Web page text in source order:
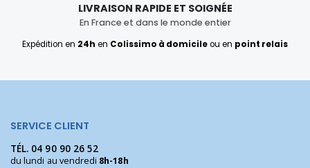
LIVRAISON RAPIDE ET SOIGNÉE
En France et dans le monde entier
Expédition en 24h en Colissimo à domicileou en point relais
SERVICE CLIENT
TÉL. 04 90 90 26 52
du lundi au vendredi 8h-18h